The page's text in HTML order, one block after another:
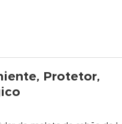
Protetor,